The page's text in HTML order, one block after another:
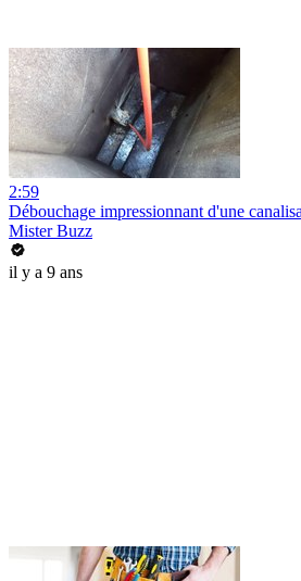
2:59
Débouchage impressionnant d'une
Mister Buzz
il y a 9 ans